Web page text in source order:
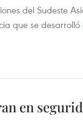
del Sudeste
que se desarrolló
en